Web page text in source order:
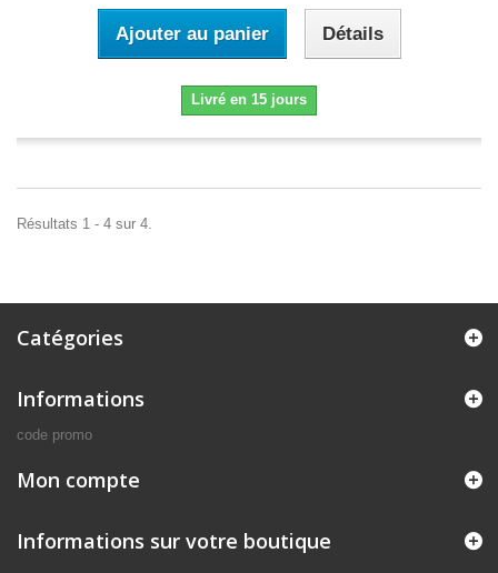
Ajouter au panier Détails
Livré en 15 jours
Résultats 1 - 4 sur 4.
Catégories
Informations
code promo
Mon compte
Informations sur votre boutique